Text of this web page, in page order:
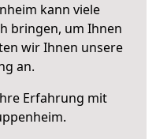
kann viele
bringen, um Ihnen
wir Ihnen unsere
an.
Erfahrung mit
.